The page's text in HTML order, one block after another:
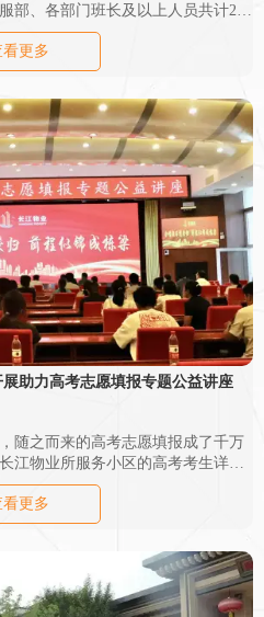
部、各部门班长及以上人员共计238
会议的形式，除德州主会场之外，
河、临邑、武城、平原等15个分会
业文化部经理赵耀主持。
看更多
助力高考志愿填报专题公益讲座
随之而来的高考志愿填报成了千万
江物业所服务小区的高考考生详细
，合理填报志愿。6月27日，长江物
“助力高考志愿填报专题公益讲
。
看更多